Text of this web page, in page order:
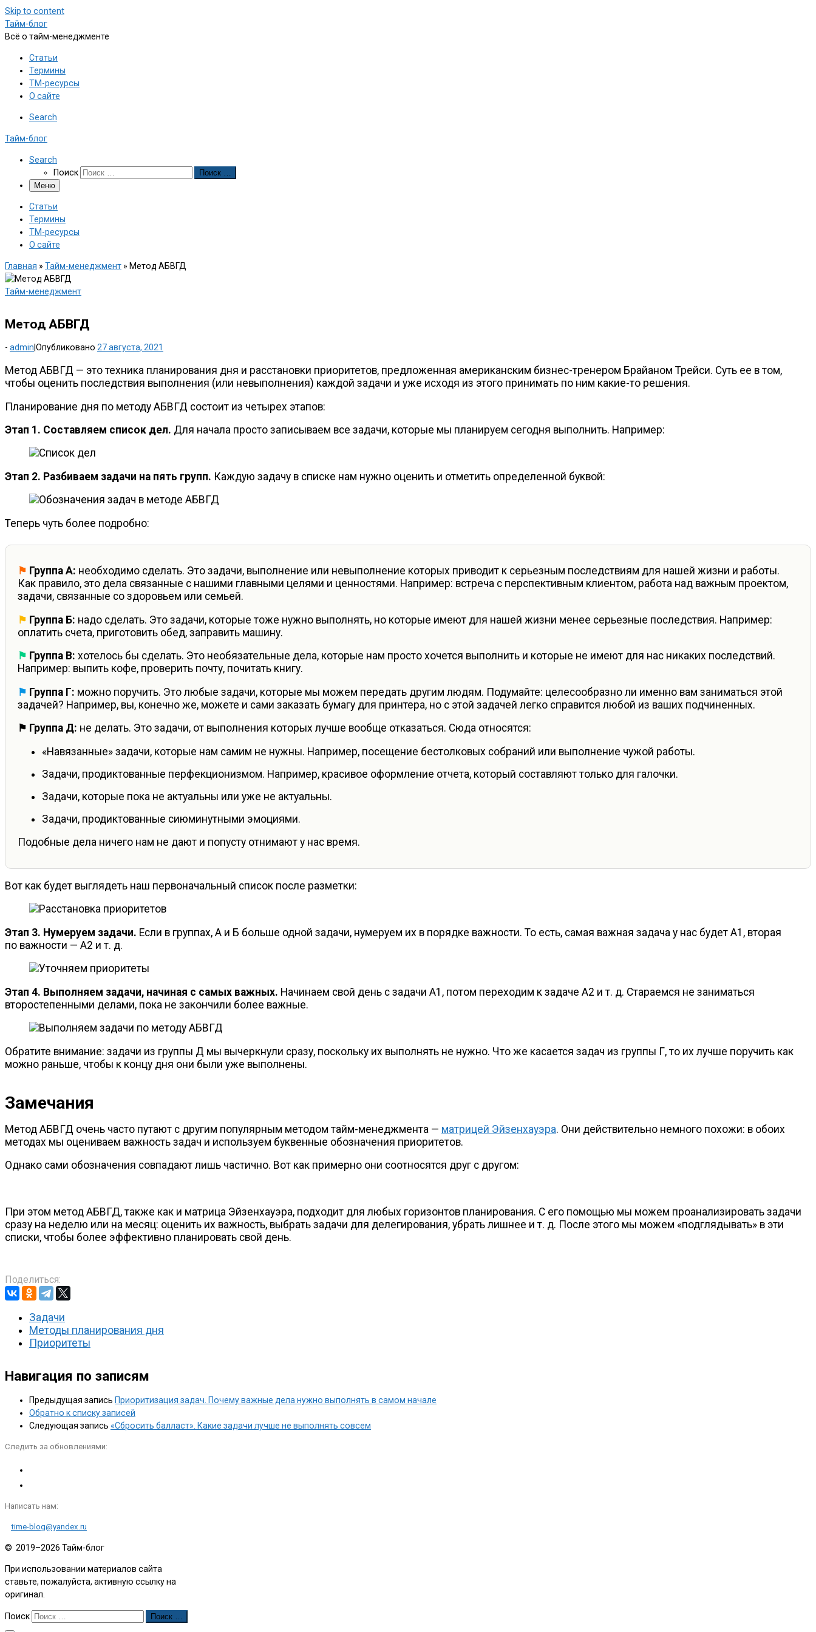
Skip to content
Тайм-блог
Всё о тайм-менеджменте
Статьи
Термины
ТМ-ресурсы
О сайте
Search
Тайм-блог
Search
Поиск
Поиск …
Меню
Статьи
Термины
ТМ-ресурсы
О сайте
Главная » Тайм-менеджмент » Метод АБВГД
Тайм-менеджмент
Метод АБВГД
- admin Опубликовано 27 августа, 2021
Метод АБВГД — это техника планирования дня и расстановки приоритетов, предложенная американским бизнес-тренером Брайаном Трейси. Суть ее в том,
чтобы оценить последствия выполнения (или невыполнения) каждой задачи и уже исходя из этого принимать по ним какие-то решения.
Планирование дня по методу АБВГД состоит из четырех этапов:
Этап 1. Составляем список дел. Для начала просто записываем все задачи, которые мы планируем сегодня выполнить. Например:
Этап 2. Разбиваем задачи на пять групп. Каждую задачу в списке нам нужно оценить и отметить определенной буквой:
Теперь чуть более подробно:
⚑ Группа А: необходимо сделать. Это задачи, выполнение или невыполнение которых приводит к серьезным последствиям для нашей жизни и работы.
Как правило, это дела связанные с нашими главными целями и ценностями. Например: встреча с перспективным клиентом, работа над важным проектом,
задачи, связанные со здоровьем или семьей.
⚑ Группа Б: надо сделать. Это задачи, которые тоже нужно выполнять, но которые имеют для нашей жизни менее серьезные последствия. Например:
оплатить счета, приготовить обед, заправить машину.
⚑ Группа В: хотелось бы сделать. Это необязательные дела, которые нам просто хочется выполнить и которые не имеют для нас никаких последствий.
Например: выпить кофе, проверить почту, почитать книгу.
⚑ Группа Г: можно поручить. Это любые задачи, которые мы можем передать другим людям. Подумайте: целесообразно ли именно вам заниматься этой
задачей? Например, вы, конечно же, можете и сами заказать бумагу для принтера, но с этой задачей легко справится любой из ваших подчиненных.
⚑ Группа Д: не делать. Это задачи, от выполнения которых лучше вообще отказаться. Сюда относятся:
«Навязанные» задачи, которые нам самим не нужны. Например, посещение бестолковых собраний или выполнение чужой работы.
Задачи, продиктованные перфекционизмом. Например, красивое оформление отчета, который составляют только для галочки.
Задачи, которые пока не актуальны или уже не актуальны.
Задачи, продиктованные сиюминутными эмоциями.
Подобные дела ничего нам не дают и попусту отнимают у нас время.
Вот как будет выглядеть наш первоначальный список после разметки:
Этап 3. Нумеруем задачи. Если в группах, А и Б больше одной задачи, нумеруем их в порядке важности. То есть, самая важная задача у нас будет А1, вторая
по важности — А2 и т. д.
Этап 4. Выполняем задачи, начиная с самых важных. Начинаем свой день с задачи А1, потом переходим к задаче А2 и т. д. Стараемся не заниматься
второстепенными делами, пока не закончили более важные.
Обратите внимание: задачи из группы Д мы вычеркнули сразу, поскольку их выполнять не нужно. Что же касается задач из группы Г, то их лучше поручить как
можно раньше, чтобы к концу дня они были уже выполнены.
Замечания
Метод АБВГД очень часто путают с другим популярным методом тайм-менеджмента — матрицей Эйзенхауэра. Они действительно немного похожи: в обоих
методах мы оцениваем важность задач и используем буквенные обозначения приоритетов.
Однако сами обозначения совпадают лишь частично. Вот как примерно они соотносятся друг с другом:
При этом метод АБВГД, также как и матрица Эйзенхауэра, подходит для любых горизонтов планирования. С его помощью мы можем проанализировать задачи
сразу на неделю или на месяц: оценить их важность, выбрать задачи для делегирования, убрать лишнее и т. д. После этого мы можем «подглядывать» в эти
списки, чтобы более эффективно планировать свой день.
Поделиться:
Задачи
Методы планирования дня
Приоритеты
Навигация по записям
Предыдущая запись Приоритизация задач. Почему важные дела нужно выполнять в самом начале
Обратно к списку записей
Следующая запись «Сбросить балласт». Какие задачи лучше не выполнять совсем
Следить за обновлениями:
Написать нам:
time-blog@yandex.ru
© 2019–2026 Тайм-блог
При использовании материалов сайта
ставьте, пожалуйста, активную ссылку на
оригинал.
Поиск Поиск …